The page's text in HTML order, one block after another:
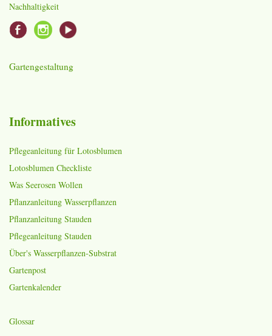
Nachhaltigkeit
Gartengestaltung
Informatives
Pflegeanleitung für Lotosblumen
Lotosblumen Checkliste
Was Seerosen Wollen
Pflanzanleitung Wasserpflanzen
Pflanzanleitung Stauden
Pflegeanleitung Stauden
Über's Wasserpflanzen-Substrat
Gartenpost
Gartenkalender
Glossar